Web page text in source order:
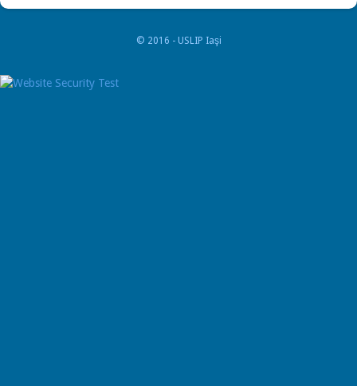
© 2016 - USLIP Iaşi